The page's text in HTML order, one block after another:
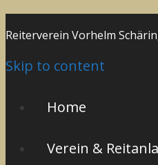
Reiterverein Vorhelm
Skip to content
Home
Verein &